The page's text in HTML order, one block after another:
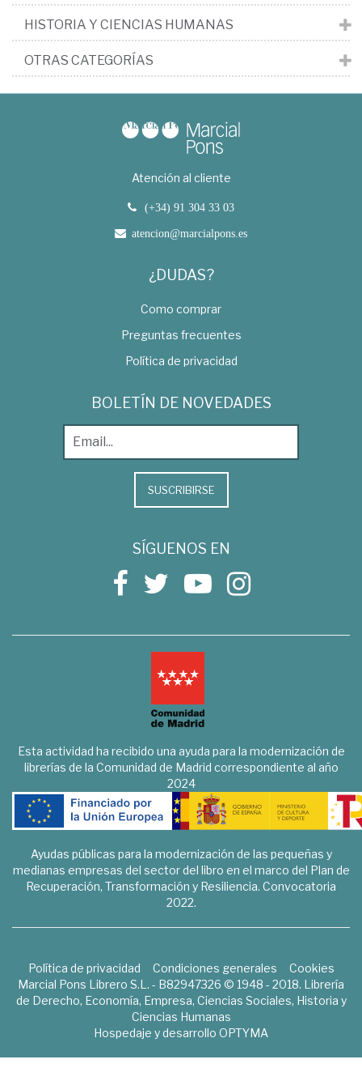
HISTORIA Y CIENCIAS HUMANAS
OTRAS CATEGORÍAS
Atención al cliente
(+34) 91 304 33 03
atencion@marcialpons.es
¿DUDAS?
Como comprar
Preguntas frecuentes
Política de privacidad
BOLETÍN DE NOVEDADES
SUSCRIBIRSE
SÍGUENOS EN
Esta actividad ha recibido una ayuda para la modernización de
librerías de la Comunidad de Madrid correspondiente al año
2024
Ayudas públicas para la modernización de las pequeñas y
medianas empresas del sector del libro en el marco del Plan de
Recuperación, Transformación y Resiliencia. Convocatoria
2022.
Política de privacidad Condiciones generales
Cookies
Marcial Pons Librero S.L. - B82947326 © 1948 - 2018. Librería
de Derecho, Economía, Empresa, Ciencias Sociales, Historia y
Ciencias Humanas
Hospedaje y desarrollo OPTYMA